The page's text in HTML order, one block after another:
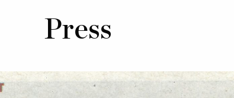
Press